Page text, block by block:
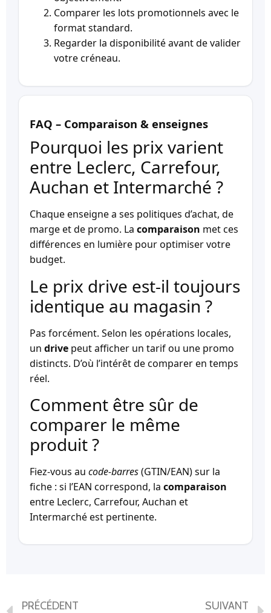
Comparer les lots promotionnels avec le
format standard.
Regarder la disponibilité avant de valider
votre créneau.
FAQ – Comparaison & enseignes
Pourquoi les prix varient
entre Leclerc, Carrefour,
Auchan et Intermarché ?
Chaque enseigne a ses politiques d’achat, de
marge et de promo. La comparaison met ces
différences en lumière pour optimiser votre
budget.
Le prix drive est-il toujours
identique au magasin ?
Pas forcément. Selon les opérations locales,
un drive peut afficher un tarif ou une promo
distincts. D’où l’intérêt de comparer en temps
réel.
Comment être sûr de
comparer le même
produit ?
Fiez-vous au code-barres(GTIN/EAN) sur la
fiche : si l’EAN correspond, la comparaison
entre Leclerc, Carrefour, Auchan et
Intermarché est pertinente.
PRÉCÉDENT SUIVANT